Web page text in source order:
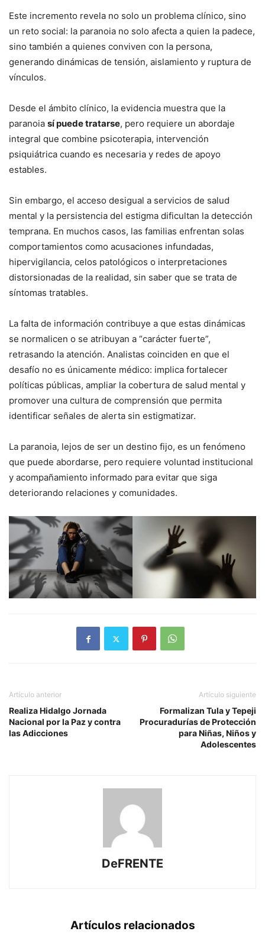
Este incremento revela no solo un problema clínico, sino
un reto social: la paranoia no solo afecta a quien la padece,
sino también a quienes conviven con la persona,
generando dinámicas de tensión, aislamiento y ruptura de
vínculos.
Desde el ámbito clínico, la evidencia muestra que la
paranoia sí puede tratarse, pero requiere un abordaje
integral que combine psicoterapia, intervención
psiquiátrica cuando es necesaria y redes de apoyo
estables.
Sin embargo, el acceso desigual a servicios de salud
mental y la persistencia del estigma dificultan la detección
temprana. En muchos casos, las familias enfrentan solas
comportamientos como acusaciones infundadas,
hipervigilancia, celos patológicos o interpretaciones
distorsionadas de la realidad, sin saber que se trata de
síntomas tratables.
La falta de información contribuye a que estas dinámicas
se normalicen o se atribuyan a “carácter fuerte”,
retrasando la atención. Analistas coinciden en que el
desafío no es únicamente médico: implica fortalecer
políticas públicas, ampliar la cobertura de salud mental y
promover una cultura de comprensión que permita
identificar señales de alerta sin estigmatizar.
La paranoia, lejos de ser un destino fijo, es un fenómeno
que puede abordarse, pero requiere voluntad institucional
y acompañamiento informado para evitar que siga
deteriorando relaciones y comunidades.
Artículo anterior
Realiza Hidalgo Jornada
Nacional por la Paz y contra
las Adicciones
Artículo siguiente
Formalizan Tula y Tepeji
Procuradurías de Protección
para Niñas, Niños y
Adolescentes
DeFRENTE
Artículos relacionados